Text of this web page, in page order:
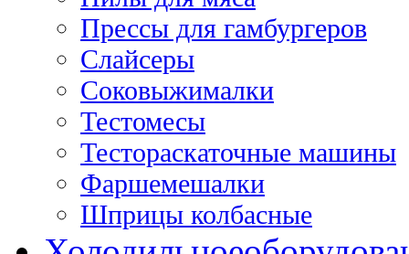
Прессы для гамбургеров
Слайсеры
Соковыжималки
Тестомесы
Тестораскаточные машины
Фаршемешалки
Шприцы колбасные